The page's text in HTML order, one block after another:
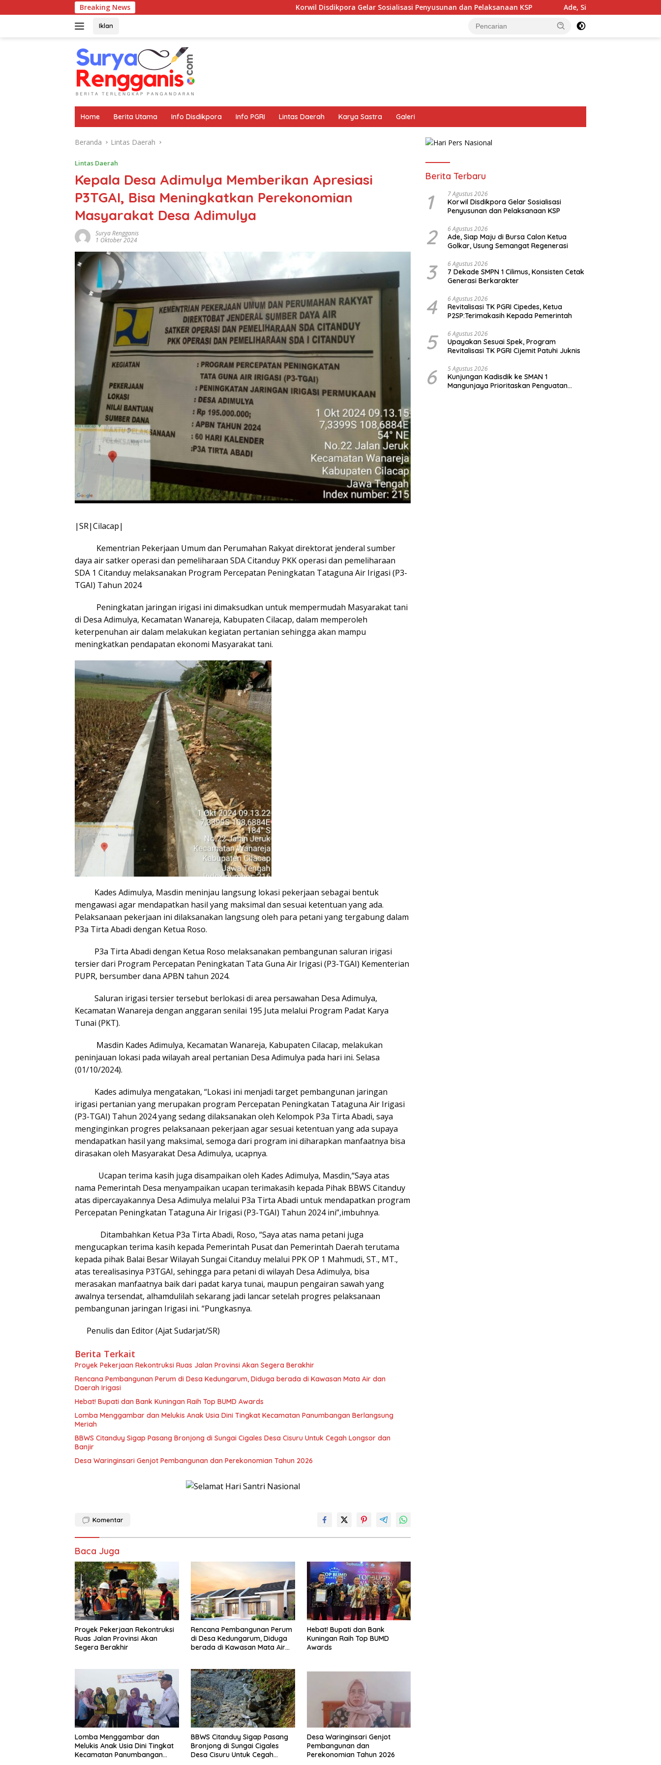
ke
Breaking News Korwil Disdikpora Gelar Sosialisasi Penyusunan dan Pelaksanaan KSP Ade, Siap Maju di Bursa Calon Ketua Golkar,
Iklan
Home Berita Utama Info Disdikpora Info PGRI Lintas Daerah Karya Sastra Galeri
Beranda Lintas Daerah
Lintas Daerah
Kepala Desa Adimulya Memberikan Apresiasi
P3TGAI, Bisa Meningkatkan Perekonomian
Masyarakat Desa Adimulya
Surya Rengganis
1 Oktober 2024
|SR|Cilacap|
Kementrian Pekerjaan Umum dan Perumahan Rakyat direktorat jenderal sumber
daya air satker operasi dan pemeliharaan SDA Citanduy PKK operasi dan pemeliharaan
SDA 1 Citanduy melaksanakan Program Percepatan Peningkatan Tataguna Air Irigasi (P3-
TGAI) Tahun 2024
Peningkatan jaringan irigasi ini dimaksudkan untuk mempermudah Masyarakat tani
di Desa Adimulya, Kecamatan Wanareja, Kabupaten Cilacap, dalam memperoleh
keterpenuhan air dalam melakukan kegiatan pertanian sehingga akan mampu
meningkatkan pendapatan ekonomi Masyarakat tani.
Kades Adimulya, Masdin meninjau langsung lokasi pekerjaan sebagai bentuk
mengawasi agar mendapatkan hasil yang maksimal dan sesuai ketentuan yang ada.
Pelaksanaan pekerjaan ini dilaksanakan langsung oleh para petani yang tergabung dalam
P3a Tirta Abadi dengan Ketua Roso.
P3a Tirta Abadi dengan Ketua Roso melaksanakan pembangunan saluran irigasi
tersier dari Program Percepatan Peningkatan Tata Guna Air Irigasi (P3-TGAI) Kementerian
PUPR, bersumber dana APBN tahun 2024.
Saluran irigasi tersier tersebut berlokasi di area persawahan Desa Adimulya,
Kecamatan Wanareja dengan anggaran senilai 195 Juta melalui Program Padat Karya
Tunai (PKT).
Masdin Kades Adimulya, Kecamatan Wanareja, Kabupaten Cilacap, melakukan
peninjauan lokasi pada wilayah areal pertanian Desa Adimulya pada hari ini. Selasa
(01/10/2024).
Kades adimulya mengatakan, “Lokasi ini menjadi target pembangunan jaringan
irigasi pertanian yang merupakan program Percepatan Peningkatan Tataguna Air Irigasi
(P3-TGAI) Tahun 2024 yang sedang dilaksanakan oleh Kelompok P3a Tirta Abadi, saya
menginginkan progres pelaksanaan pekerjaan agar sesuai ketentuan yang ada supaya
mendapatkan hasil yang maksimal, semoga dari program ini diharapkan manfaatnya bisa
dirasakan oleh Masyarakat Desa Adimulya, ucapnya.
Ucapan terima kasih juga disampaikan oleh Kades Adimulya, Masdin,“Saya atas
nama Pemerintah Desa menyampaikan ucapan terimakasih kepada Pihak BBWS Citanduy
atas dipercayakannya Desa Adimulya melalui P3a Tirta Abadi untuk mendapatkan program
Percepatan Peningkatan Tataguna Air Irigasi (P3-TGAI) Tahun 2024 ini”,imbuhnya.
Ditambahkan Ketua P3a Tirta Abadi, Roso, “Saya atas nama petani juga
mengucapkan terima kasih kepada Pemerintah Pusat dan Pemerintah Daerah terutama
kepada pihak Balai Besar Wilayah Sungai Citanduy melalui PPK OP 1 Mahmudi, ST., MT.,
atas terealisasinya P3TGAI, sehingga para petani di wilayah Desa Adimulya, bisa
merasakan manfaatnya baik dari padat karya tunai, maupun pengairan sawah yang
awalnya tersendat, alhamdulilah sekarang jadi lancar setelah progres pelaksanaan
pembangunan jaringan Irigasi ini. “Pungkasnya.
Penulis dan Editor (Ajat Sudarjat/SR)
Berita Terkait
Proyek Pekerjaan Rekontruksi Ruas Jalan Provinsi Akan Segera Berakhir
Rencana Pembangunan Perum di Desa Kedungarum, Diduga berada di Kawasan Mata Air dan
Daerah Irigasi
Hebat! Bupati dan Bank Kuningan Raih Top BUMD Awards
Lomba Menggambar dan Melukis Anak Usia Dini Tingkat Kecamatan Panumbangan Berlangsung
BBWS Citanduy Sigap Pasang Bronjong di Sungai Cigales Desa Cisuru Untuk Cegah Longsor dan
Banjir
Desa Waringinsari Genjot Pembangunan dan Perekonomian Tahun 2026
Komentar
Baca Juga
Proyek Pekerjaan Rekontruksi
Ruas Jalan Provinsi Akan
Segera Berakhir
Rencana Pembangunan Perum
di Desa Kedungarum, Diduga
berada di Kawasan Mata Air
Hebat! Bupati dan Bank
Kuningan Raih Top BUMD
Awards
Lomba Menggambar dan
Melukis Anak Usia Dini Tingkat
Kecamatan Panumbangan
BBWS Citanduy Sigap Pasang
Bronjong di Sungai Cigales
Desa Cisuru Untuk Cegah
Desa Waringinsari Genjot
Pembangunan dan
Perekonomian Tahun 2026
Berita Terbaru
1 7 Agustus 2026
Korwil Disdikpora Gelar Sosialisasi
Penyusunan dan Pelaksanaan KSP
2 6 Agustus 2026
Ade, Siap Maju di Bursa Calon Ketua
Golkar, Usung Semangat Regenerasi
3 6 Agustus 2026
7 Dekade SMPN 1 Cilimus, Konsisten Cetak
Generasi Berkarakter
4 6 Agustus 2026
Revitalisasi TK PGRI Cipedes, Ketua
P2SP:Terimakasih Kepada Pemerintah
5 6 Agustus 2026
Upayakan Sesuai Spek, Program
Revitalisasi TK PGRI Cijemit Patuhi Juknis
6 5 Agustus 2026
Kunjungan Kadisdik ke SMAN 1
Mangunjaya Prioritaskan Penguatan